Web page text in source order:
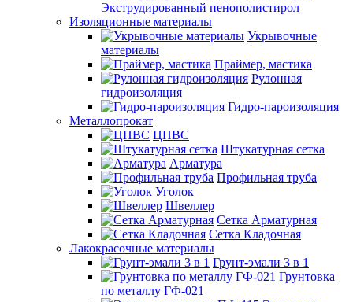
Экструдированный пенополистирол
Изоляционные материалы
Укрывочные
материалы
Праймер, мастика
Рулонная
гидроизоляция
Гидро-пароизоляция
Металлопрокат
ЦПВС
Штукатурная сетка
Арматура
Профильная труба
Уголок
Швеллер
Сетка Арматурная
Сетка Кладочная
Лакокрасочные материалы
Грунт-эмали 3 в 1
Грунтовка
по металлу ГФ-021